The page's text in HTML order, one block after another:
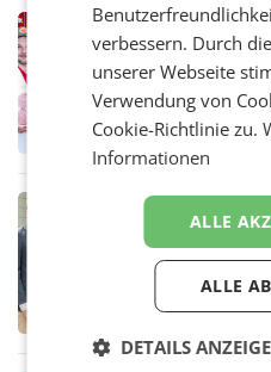
Müller-
RETAIL
Penny
Ober- und
WIENER
laufenden
erneuert
Alles
Albrecht
WIENER
Vorarlberger
verbessern. Durch
unserer Webseite
Verwendung von
Cookie-Richtlinie zu.
Informationen
ALLE
ALLE
DETAILS